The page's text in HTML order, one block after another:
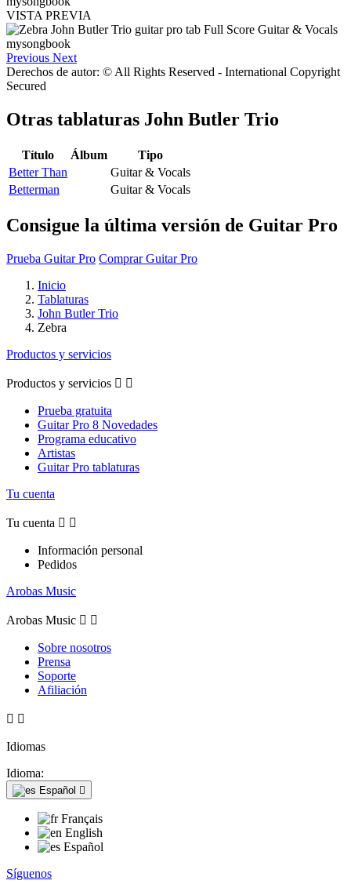
VISTA PREVIA
Previous Next
Derechos de autor: © All Rights Reserved - International Copyright
Secured
Otras tablaturas John Butler Trio
Título Álbum
Tipo
Better Than
Guitar & Vocals
Betterman
Guitar & Vocals
Consigue la última versión de Guitar Pro
Prueba Guitar Pro Comprar Guitar Pro
Inicio
Tablaturas
John Butler Trio
Zebra
Productos y servicios
Productos y servicios  
Prueba gratuita
Guitar Pro 8 Novedades
Programa educativo
Artistas
Guitar Pro tablaturas
Tu cuenta
Tu cuenta  
Información personal
Pedidos
Arobas Music
Arobas Music  
Sobre nosotros
Prensa
Soporte
Afiliación
 
Idiomas
Idioma:
Español 
Français
English
Español
Síguenos